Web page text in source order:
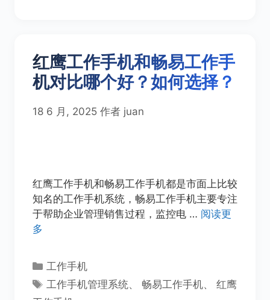
红鹰工作手机和畅易工作手
机对比哪个好？如何选择？
18 6 月, 2025 作者 juan
红鹰工作手机和畅易工作手机都是市面上比较
知名的工作手机系统，畅易工作手机主要专注
于帮助企业管理销售过程，监控电 … 阅读更
多
分
类
工作手机
标
签
工作手机管理系统、 畅易工作手机、红鹰